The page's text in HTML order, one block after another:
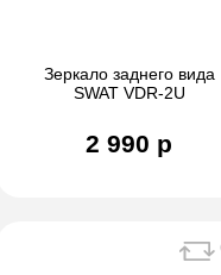
Зеркало заднего вида
SWAT VDR-2U
2 990 р